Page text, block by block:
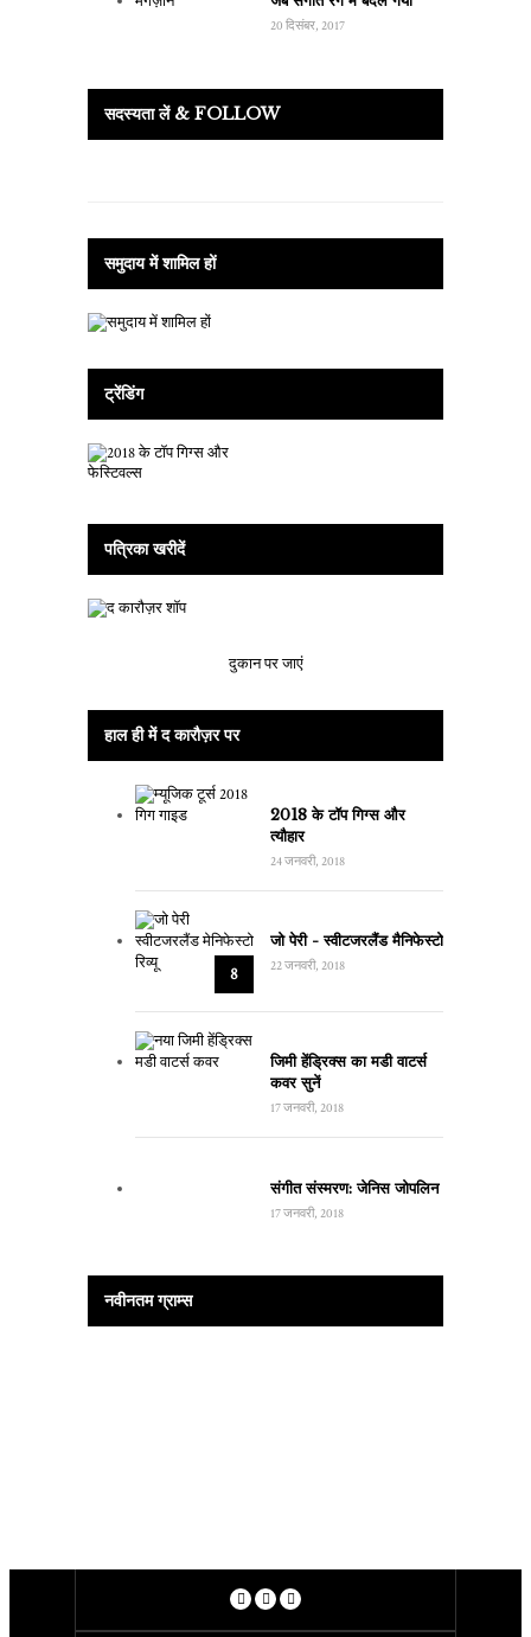
20 दिसंबर, 2017
सदस्यता लें & FOLLOW
समुदाय में शामिल हों
ट्रेंडिंग
पत्रिका खरीदें
दुकान पर जाएं
हाल ही में द कारौज़र पर
2018 के टॉप गिग्स और
त्यौहार
24 जनवरी, 2018
8
जो पेरी - स्वीटजरलैंड मैनिफेस्टो
22 जनवरी, 2018
जिमी हेंड्रिक्स का मडी वाटर्स
कवर सुनें
17 जनवरी, 2018
संगीत संस्मरण: जेनिस जोपलिन
17 जनवरी, 2018
नवीनतम ग्राम्स